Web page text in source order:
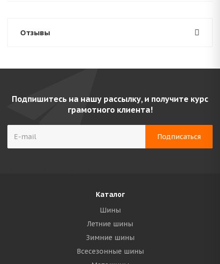
Отзывы
Подпишитесь на нашу рассылку, и получите курс
грамотного клиента!
Каталог
Шины
Летние шины
Зимние шины
Всесезонные шины